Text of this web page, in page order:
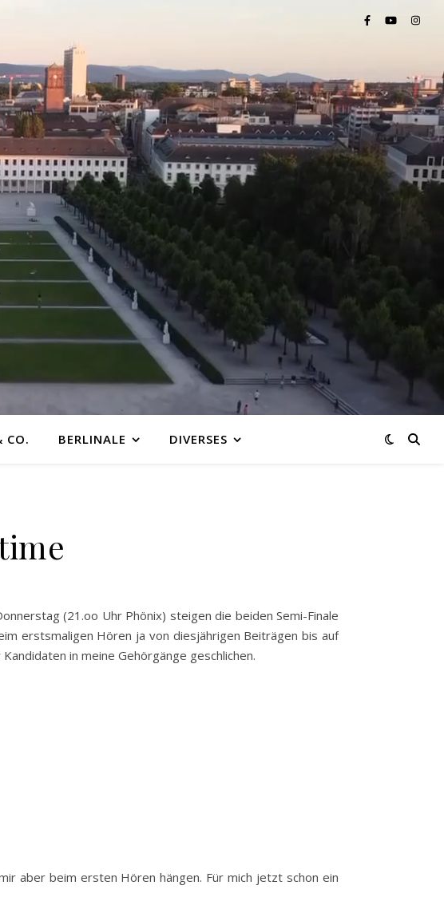
CO. BERLINALE DIVERSES
(21.oo Uhr Phönix) steigen die beiden Semi-Finale
erstsmaligen Hören ja von diesjährigen Beiträgen bis auf
in meine Gehörgänge geschlichen.
aber beim ersten Hören hängen. Für mich jetzt schon ein